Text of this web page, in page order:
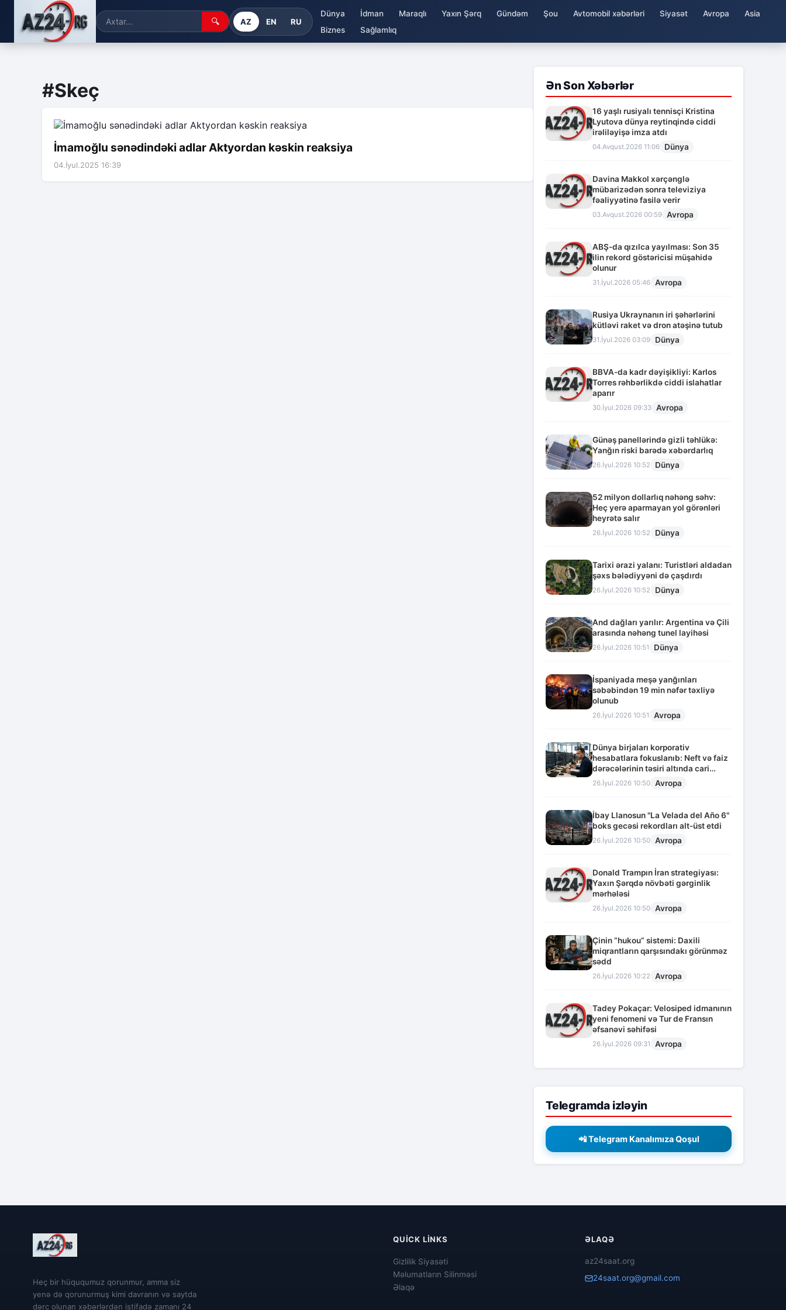
🔍 AZ EN RU
Dünya İdman Maraqlı Yaxın Şərq Gündəm Şou Avtomobil xəbərləri Siyasət Avropa
Asia
Biznes
Sağlamlıq
#Skeç
İmamoğlu sənədindəki adlar Aktyordan kəskin reaksiya
04.İyul.2025 16:39
Ən Son Xəbərlər
16 yaşlı rusiyalı tennisçi Kristina
Lyutova dünya reytinqində ciddi
irəliləyişə imza atdı
04.Avqust.2026 11:06 Dünya
Davina Makkol xərçənglə
mübarizədən sonra televiziya
fəaliyyətinə fasilə verir
03.Avqust.2026 00:59 Avropa
ABŞ-da qızılca yayılması: Son 35
ilin rekord göstəricisi müşahidə
olunur
31.İyul.2026 05:46 Avropa
Rusiya Ukraynanın iri şəhərlərini
kütləvi raket və dron atəşinə tutub
31.İyul.2026 03:09 Dünya
BBVA-da kadr dəyişikliyi: Karlos
Torres rəhbərlikdə ciddi islahatlar
aparır
30.İyul.2026 09:33 Avropa
Günəş panellərində gizli təhlükə:
Yanğın riski barədə xəbərdarlıq
26.İyul.2026 10:52 Dünya
52 milyon dollarlıq nəhəng səhv:
Heç yerə aparmayan yol görənləri
heyrətə salır
26.İyul.2026 10:52 Dünya
Tarixi ərazi yalanı: Turistləri aldadan
şəxs bələdiyyəni də çaşdırdı
26.İyul.2026 10:52 Dünya
And dağları yarılır: Argentina və Çili
arasında nəhəng tunel layihəsi
26.İyul.2026 10:51 Dünya
İspaniyada meşə yanğınları
səbəbindən 19 min nəfər təxliyə
olunub
26.İyul.2026 10:51 Avropa
Dünya birjaları korporativ
hesabatlara fokuslanıb: Neft və faiz
dərəcələrinin təsiri altında cari
vəziyyət
26.İyul.2026 10:50 Avropa
İbay Llanosun "La Velada del Año 6"
boks gecəsi rekordları alt-üst etdi
26.İyul.2026 10:50 Avropa
Donald Trampın İran strategiyası:
Yaxın Şərqdə növbəti gərginlik
mərhələsi
26.İyul.2026 10:50 Avropa
Çinin “hukou” sistemi: Daxili
miqrantların qarşısındakı görünməz
sədd
26.İyul.2026 10:22 Avropa
Tadey Pokaçar: Velosiped idmanının
yeni fenomeni və Tur de Fransın
əfsanəvi səhifəsi
26.İyul.2026 09:31 Avropa
Telegramda izləyin
📲 Telegram Kanalımıza Qoşul
Heç bir hüququmuz qorunmur, amma siz
yenə də qorunurmuş kimi davranın və saytda
dərc olunan xəbərlərdən istifadə zamanı 24
QUICK LINKS
Gizlilik Siyasəti
Məlumatların Silinməsi
Əlaqə
ƏLAQƏ
az24saat.org
24saat.org@gmail.com